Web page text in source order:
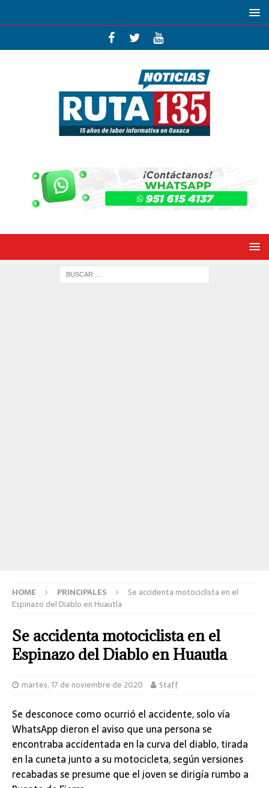
HOME PRINCIPALES
Se accidenta motociclista en el
Espinazo del Diablo en Huautla
Se accidenta motociclista en el
Espinazo del Diablo en Huautla
martes, 17 de noviembre de 2020 Staff
Se desconoce como ocurrió el accidente, solo vía
WhatsApp dieron el aviso que una persona se
encontraba accidentada en la curva del diablo, tirada
en la cuneta junto a su motocicleta, según versiones
recabadas se presume que el joven se dirigía rumbo a